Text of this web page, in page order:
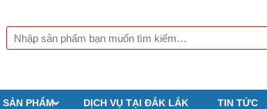
SẢN PHẨM DỊCH VỤ TẠI ĐẮK LẮK TIN TỨC